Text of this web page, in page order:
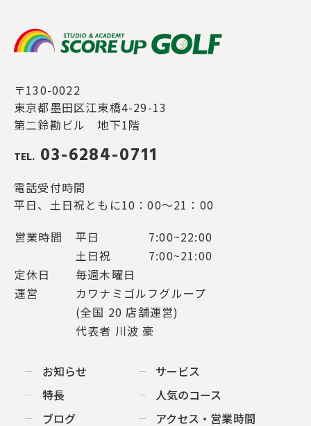
〒130-0022
東京都墨田区江東橋4-29-13
第二鈴勘ビル 地下1階
TEL. 03-6284-0711
電話受付時間
平日、土日祝ともに10：00～21：00
営業時間
平日
7:00~22:00
土日祝
7:00~21:00
定休日
毎週木曜日
運営
カワナミゴルフグループ
(全国 20 店舗運営)
代表者 川波 豪
お知らせ
サービス
特長
人気のコース
ブログ
アクセス・営業時間